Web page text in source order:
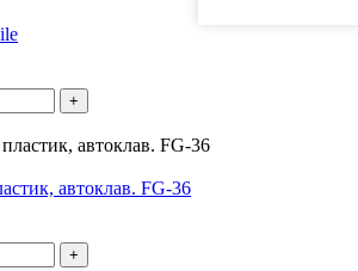
+
автоклав. FG-36
+